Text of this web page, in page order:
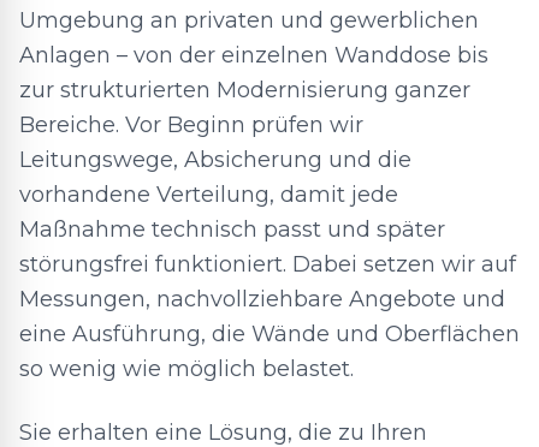
Umgebung an privaten und gewerblichen
Anlagen – von der einzelnen Wanddose bis
zur strukturierten Modernisierung ganzer
Bereiche. Vor Beginn prüfen wir
Leitungswege, Absicherung und die
vorhandene Verteilung, damit jede
Maßnahme technisch passt und später
störungsfrei funktioniert. Dabei setzen wir auf
Messungen, nachvollziehbare Angebote und
eine Ausführung, die Wände und Oberflächen
so wenig wie möglich belastet.
Sie erhalten eine Lösung, die zu Ihren